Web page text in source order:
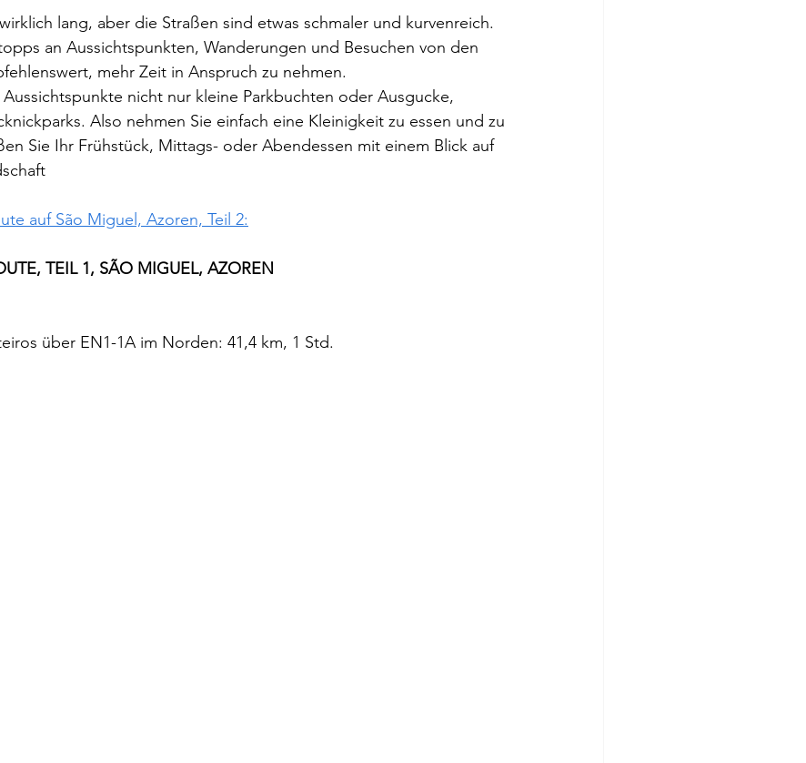
lang, aber die Straßen sind etwas schmaler und kurvenreich.
an Aussichtspunkten, Wanderungen und Besuchen von den
mehr Zeit in Anspruch zu nehmen.
nicht nur kleine Parkbuchten oder Ausgucke,
Also nehmen Sie einfach eine Kleinigkeit zu essen und zu
Sie Ihr Frühstück, Mittags- oder Abendessen mit einem Blick auf
auf São Miguel, Azoren, Teil 2:
TEIL 1, SÃO MIGUEL, AZOREN
über EN1-1A im Norden: 41,4 km, 1 Std.